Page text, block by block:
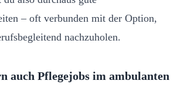
– oft verbunden mit der Option,
nachzuholen.
auch Pflegejobs im ambulanten